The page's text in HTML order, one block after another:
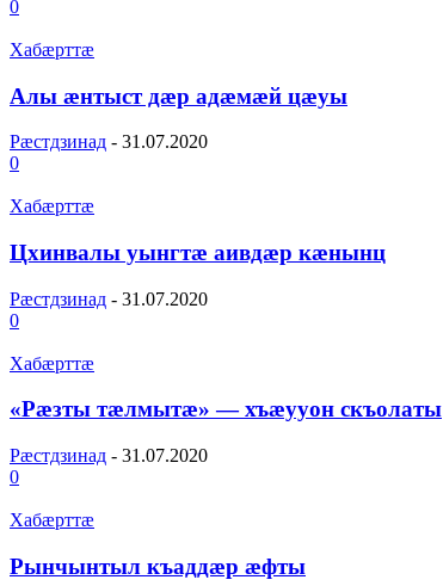
0
Хабæрттæ
Алы æнтыст дæр адæмæй цæуы
Рæстдзинад - 31.07.2020
0
Хабæрттæ
Цхинвалы уынгтæ аивдæр кæнынц
Рæстдзинад - 31.07.2020
0
Хабæрттæ
«Рæзты тæлмытæ» — хъæууон скъолаты
Рæстдзинад - 31.07.2020
0
Хабæрттæ
Рынчынтыл къаддæр æфты